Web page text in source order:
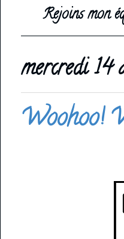
Rejoins mon
mercredi
Woohoo!